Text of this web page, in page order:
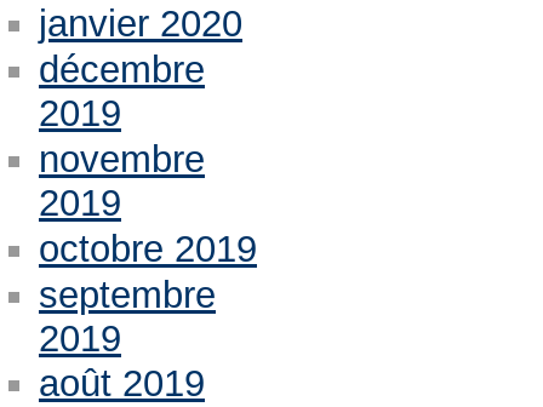
janvier 2020
décembre
2019
novembre
2019
octobre 2019
septembre
2019
août 2019